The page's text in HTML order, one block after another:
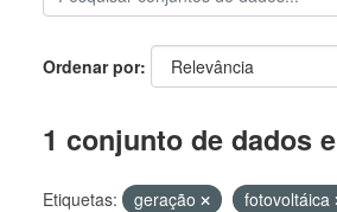
Ordenar por
1 conjunto de dados
Etiquetas: geração
fotovoltáica